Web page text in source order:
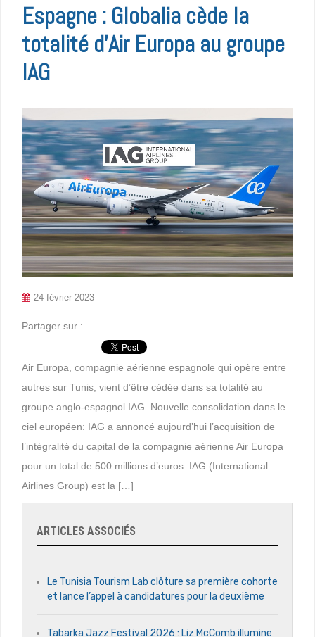
Espagne : Globalia cède la
totalité d’Air Europa au groupe
IAG
24 février 2023
Partager sur :
Air Europa, compagnie aérienne espagnole qui opère entre
autres sur Tunis, vient d’être cédée dans sa totalité au
groupe anglo-espagnol IAG. Nouvelle consolidation dans le
ciel européen: IAG a annoncé aujourd’hui l’acquisition de
l’intégralité du capital de la compagnie aérienne Air Europa
pour un total de 500 millions d’euros. IAG (International
Airlines Group) est la […]
ARTICLES ASSOCIÉS
Le Tunisia Tourism Lab clôture sa première cohorte
et lance l’appel à candidatures pour la deuxième
Tabarka Jazz Festival 2026 : Liz McComb illumine